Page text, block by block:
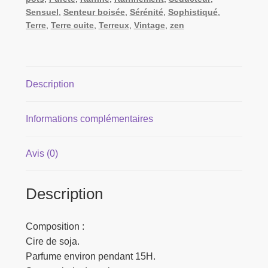
Sensuel Senteur boisée, Sérénité, Sophistiqué,
Terre, Terre cuite, Terreux, Vintage, zen
Description
Informations complémentaires
Avis (0)
Description
Composition :
Cire de soja.
Parfume environ pendant 15H.